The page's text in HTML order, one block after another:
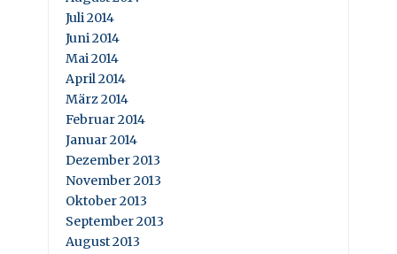
Juli 2014
Juni 2014
Mai 2014
April 2014
März 2014
Februar 2014
Januar 2014
Dezember 2013
November 2013
Oktober 2013
September 2013
August 2013